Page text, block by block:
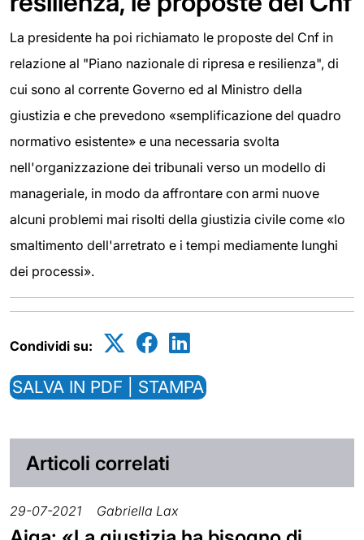
La presidente ha poi richiamato le proposte del Cnf in
relazione al "Piano nazionale di ripresa e resilienza", di
cui sono al corrente Governo ed al Ministro della
giustizia e che prevedono «semplificazione del quadro
normativo esistente» e una necessaria svolta
nell'organizzazione dei tribunali verso un modello di
manageriale, in modo da affrontare con armi nuove
alcuni problemi mai risolti della giustizia civile come «lo
smaltimento dell'arretrato e i tempi mediamente lunghi
dei processi».
Condividi su:
SALVA IN PDF | STAMPA
Articoli correlati
29-07-2021 Gabriella Lax